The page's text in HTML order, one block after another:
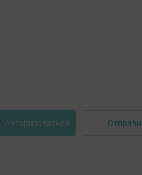
Авторизоваться